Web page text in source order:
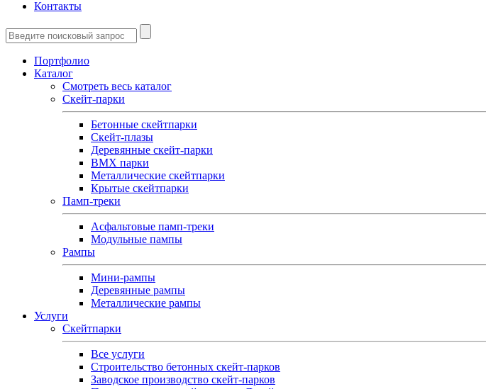
Контакты
Портфолио
Каталог
Смотреть весь каталог
Скейт-парки
Бетонные скейтпарки
Скейт‑плазы
Деревянные скейт‑парки
BMX парки
Металлические скейтпарки
Крытые скейтпарки
Памп-треки
Асфальтовые памп‑треки
Модульные пампы
Рампы
Мини-рампы
Деревянные рампы
Металлические рампы
Услуги
Скейтпарки
Все услуги
Строительство бетонных скейт-парков
Заводское производство скейт-парков